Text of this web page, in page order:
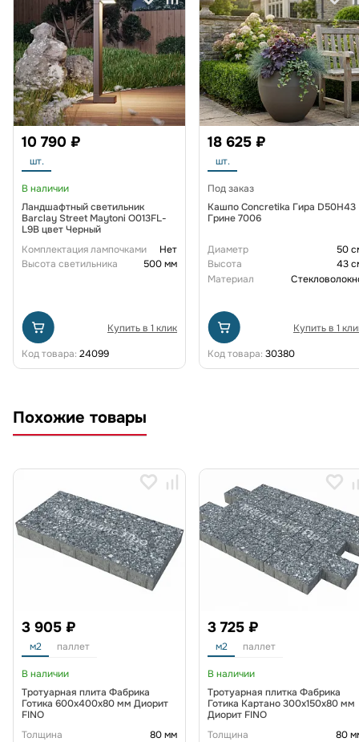
10 790 ₽
шт.
В наличии
Ландшафтный светильник
Barclay Street Maytoni O013FL-
L9B цвет Черный
Комплектация лампочками
Нет
Высота светильника
500 мм
Купить в 1 клик
Код товара: 24099
18 625 ₽
шт.
Под заказ
Кашпо Concretika Гира D50H43
Грине 7006
Диаметр
50
Высота
43
Материал
Купить в 1
Код товара: 30380
Похожие товары
3 905 ₽
м2 паллет
В наличии
Тротуарная плита Фабрика
Готика 600х400х80 мм Диорит
FINO
Толщина
80 мм
3 725 ₽
м2 паллет
В наличии
Тротуарная плитка Фабрика
Готика Картано 300х150х80 мм
Диорит FINO
Толщина
80